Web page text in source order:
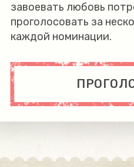
завоевать любовь
проголосовать за
каждой номинации.